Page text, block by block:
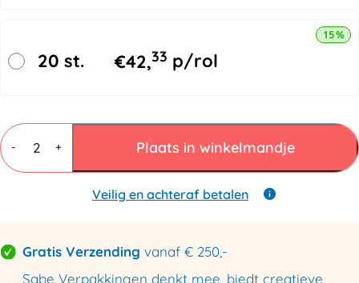
20 st. €42,33 p/rol
15%
-
PE
Textielband
Geweven
16mmx850mtr
+ Plaats in winkelmandje
Veilig en achteraf betalen
Gratis Verzending vanaf € 250,-
Sabe Verpakkingen denkt mee, biedt creatieve